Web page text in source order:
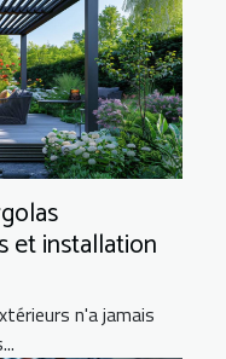
et installation
n'a jamais